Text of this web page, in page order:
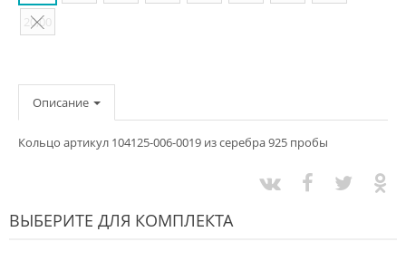
20,00
Описание
Кольцо артикул 104125-006-0019 из серебра 925 пробы
ВЫБЕРИТЕ ДЛЯ КОМПЛЕКТА